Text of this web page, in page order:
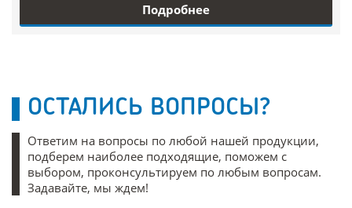
Подробнее
ОСТАЛИСЬ ВОПРОСЫ?
Ответим на вопросы по любой нашей продукции,
подберем наиболее подходящие, поможем с
выбором, проконсультируем по любым вопросам.
Задавайте, мы ждем!